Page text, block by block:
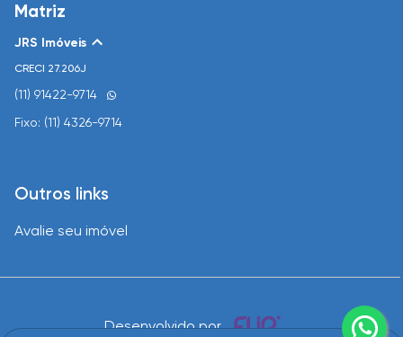
Matriz
JRS Imóveis
CRECI 27.206J
(11) 91422-9714
Fixo: (11) 4326-9714
Outros links
Avalie seu imóvel
Desenvolvido por